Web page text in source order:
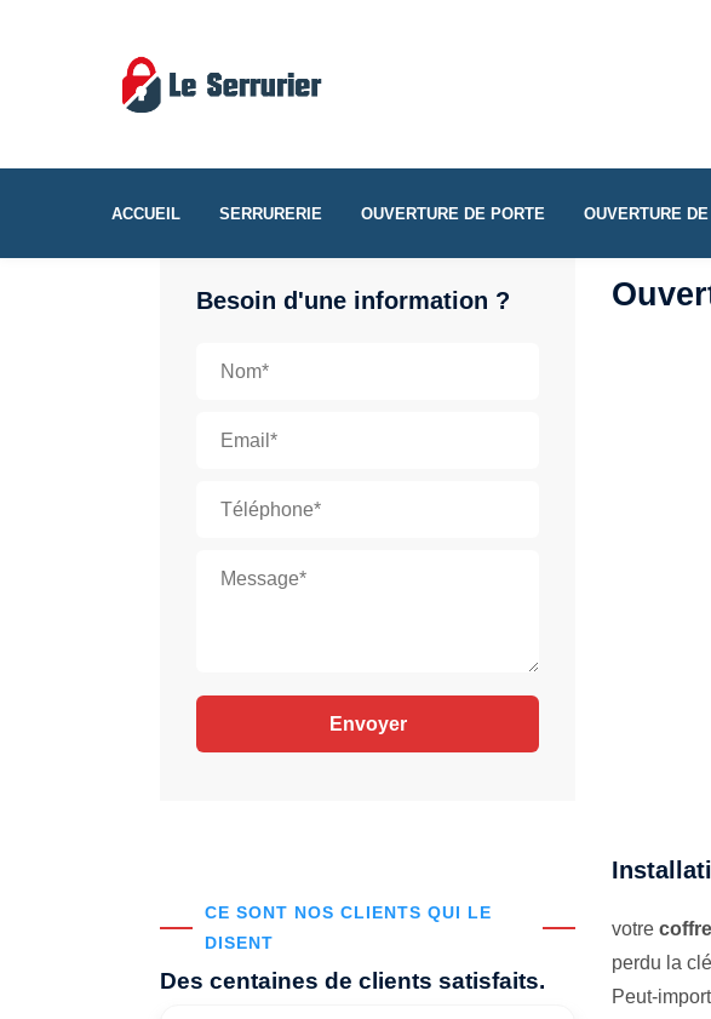
ACCUEIL SERRURERIE OUVERTURE DE PORTE OUVERTURE
Besoin d'une information ?
CE SONT NOS CLIENTS QUI LE
DISENT
Des centaines de clients satisfaits.
votre
perdu la
Peut-